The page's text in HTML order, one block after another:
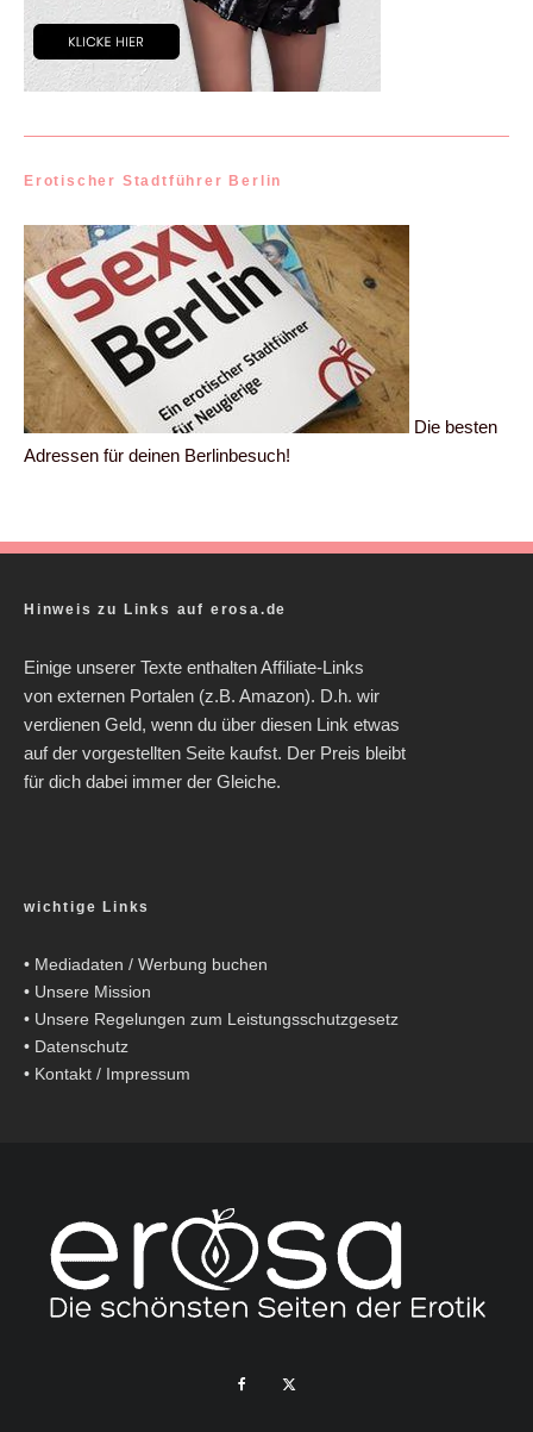
Erotischer Stadtführer Berlin
Die besten
Adressen für deinen Berlinbesuch!
Hinweis zu Links auf erosa.de
Einige unserer Texte enthalten Affiliate-Links
von externen Portalen (z.B. Amazon). D.h. wir
verdienen Geld, wenn du über diesen Link etwas
auf der vorgestellten Seite kaufst. Der Preis bleibt
für dich dabei immer der Gleiche.
wichtige Links
• Mediadaten / Werbung buchen
• Unsere Mission
• Unsere Regelungen zum Leistungsschutzgesetz
• Datenschutz
• Kontakt / Impressum